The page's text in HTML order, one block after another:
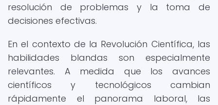
resolución de problemas y la toma de
decisiones efectivas.
En el contexto de la Revolución Científica, las
habilidades blandas son especialmente
relevantes. A medida que los avances
científicos y tecnológicos cambian
rápidamente el panorama laboral, las